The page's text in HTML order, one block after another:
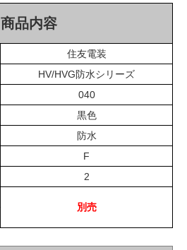
商品内容
住友電装
HV/HVG防水シリーズ
040
黒色
防水
F
2
別売